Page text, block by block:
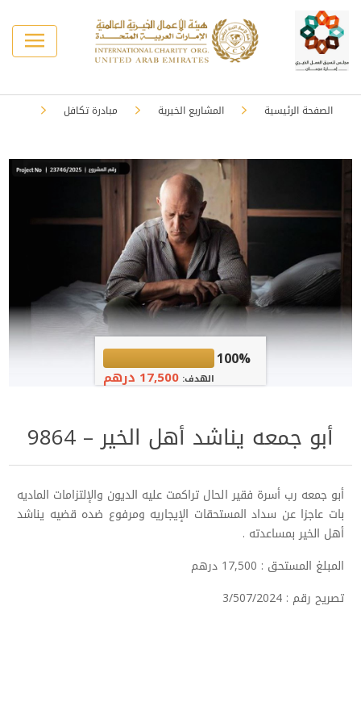
الصفحة الرئيسية المشاريع الخيرية مبادرة تكافل
100%
الهدف:17,500 درهم
أبو جمعه يناشد أهل الخير – 9864
أبو جمعه رب أسرة فقير الحال تراكمت عليه الديون والإلتزامات الماديه
بات عاجزا عن سداد المستحقات الإيجاريه ومرفوع ضده قضيه يناشد
أهل الخير بمساعدته .
المبلغ المستحق : 17,500 درهم
تصريح رقم : 3/507/2024